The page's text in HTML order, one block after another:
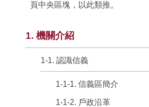
頁中央區塊，以此類推。
1. 機關介紹
1-1. 認識信義
1-1-1. 信義區簡介
1-1-2. 戶政沿革